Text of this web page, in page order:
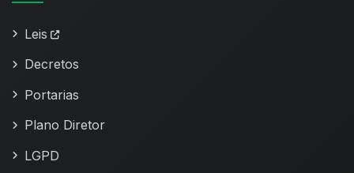
Leis
Decretos
Portarias
Plano Diretor
LGPD